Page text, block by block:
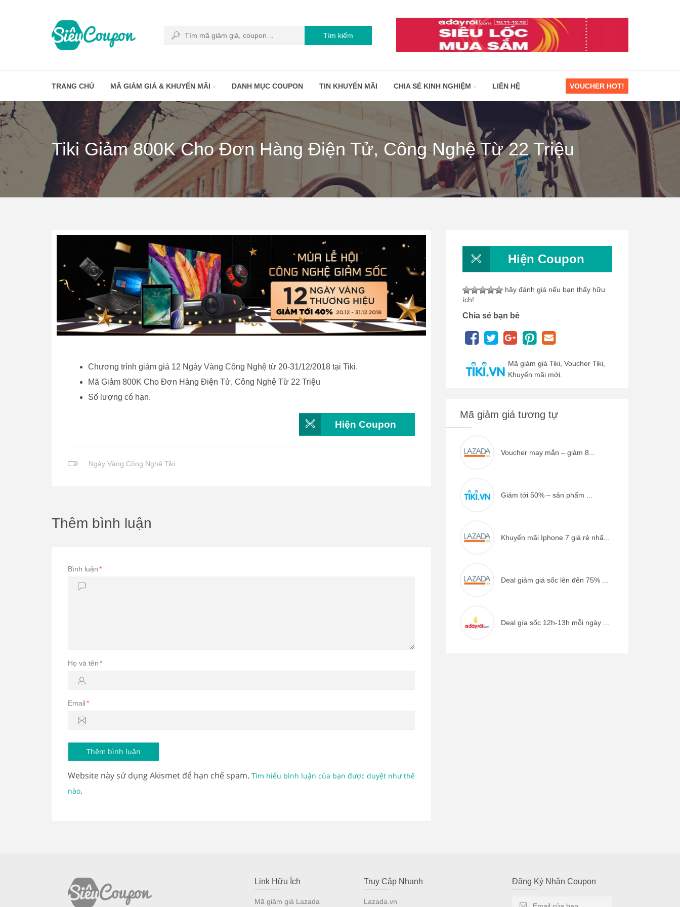
Tìm kiếm
TRANG CHỦ MÃ GIẢM GIÁ & KHUYẾN MÃI DANH MỤC COUPON TIN KHUYẾN MÃI CHIA SẺ KINH NGHIỆM LIÊN HỆ VOUCHER HOT!
Tiki Giảm 800K Cho Đơn Hàng Điện Tử, Công Nghệ Từ 22 Triệu
Chương trình giảm giá 12 Ngày Vàng Công Nghệ từ 20-31/12/2018 tại Tiki.
Mã Giảm 800K Cho Đơn Hàng Điện Tử, Công Nghệ Từ 22 Triệu
Số lượng có hạn.
Hiện Coupon
Ngày Vàng Công Nghệ Tiki
Thêm bình luận
Bình luận*
Họ và tên*
Email*
Website này sử dụng Akismet để hạn chế spam. Tìm hiểu bình luận của bạn được duyệt như thế
nào.
Hiện Coupon
hãy đánh giá nếu bạn thấy hữu
ích!
Chia sẻ bạn bè
Mã giảm giá Tiki, Voucher Tiki,
Khuyến mãi mới.
Mã giảm giá tương tự
Voucher may mắn – giảm 8...
Giảm tới 50% – sản phẩm ...
Khuyến mãi Iphone 7 giá rẻ nhấ...
Deal giảm giá sốc lên đến 75% ...
Deal gía sốc 12h-13h mỗi ngày ...
Link Hữu Ích
Mã giảm giá Lazada
Truy Cập Nhanh
Lazada.vn
Đăng Ký Nhận Coupon